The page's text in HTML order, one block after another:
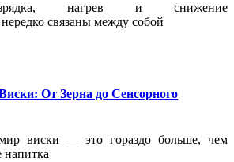
нагрев и снижение
связаны между собой
От Зерна до Сенсорного
виски — это гораздо больше, чем
напитка